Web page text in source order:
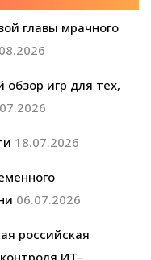
главы мрачного
обзор игр для тех,
18.07.2026
06.07.2026
российская
ИТ-